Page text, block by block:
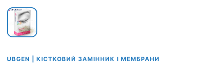
UBGEN | КІСТКОВИЙ ЗАМІННИК І МЕМБРАНИ